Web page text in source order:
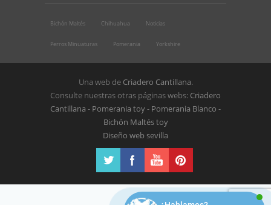
Bichón Maltés Chihuahua Noticias
Perros Minuaturas Pomerania Yorkshire
Una web de Criadero Cantillana.
Consulte nuestras otras páginas webs: Criadero
Cantillana - Pomerania toy- Pomerania Blanco -
Bichón Maltés toy
Diseño web sevilla